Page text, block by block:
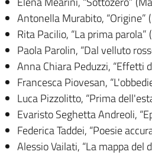
Antonella Murabito, “Origine”
Rita Pacilio, “La prima parola”
Paola Parolin, “Dal velluto
Anna Chiara Peduzzi, “Effetti
Francesca Piovesan,
Luca Pizzolitto, “Prima
Evaristo Seghetta Andreoli,
Federica Taddei, “Poesie
Alessio Vailati, “La mappa del